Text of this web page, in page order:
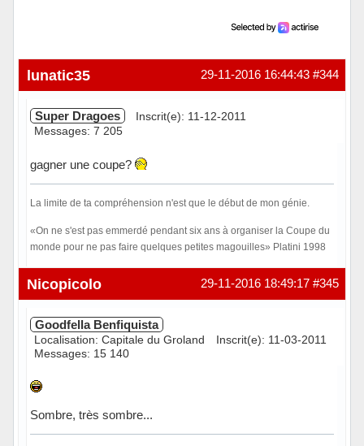
#344
29-11-2016 16:44:43
lunatic35
Super Dragoes
Inscrit(e): 11-12-2011
Messages: 7 205
gagner une coupe?
La limite de ta compréhension n'est que le début de mon génie.
«On ne s'est pas emmerdé pendant six ans à organiser la Coupe du
monde pour ne pas faire quelques petites magouilles» Platini 1998
Hors ligne #345
29-11-2016 18:49:17
Nicopicolo
Goodfella Benfiquista
Localisation: Capitale du Groland
Inscrit(e): 11-03-2011
Messages: 15 140
Sombre, très sombre...